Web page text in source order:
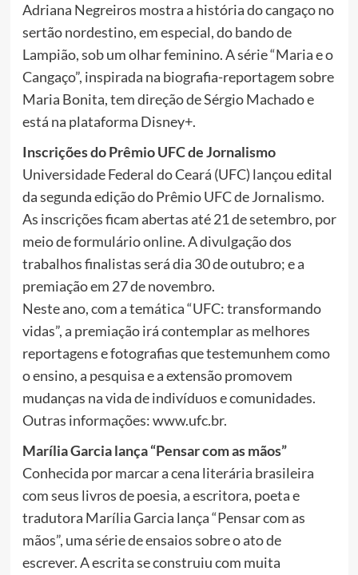
Adriana Negreiros mostra a história do cangaço no
sertão nordestino, em especial, do bando de
Lampião, sob um olhar feminino. A série “Maria e o
Cangaço”, inspirada na biografia-reportagem sobre
Maria Bonita, tem direção de Sérgio Machado e
está na plataforma Disney+.
Inscrições do Prêmio UFC de Jornalismo
Universidade Federal do Ceará (UFC) lançou edital
da segunda edição do Prêmio UFC de Jornalismo.
As inscrições ficam abertas até 21 de setembro, por
meio de formulário online. A divulgação dos
trabalhos finalistas será dia 30 de outubro; e a
premiação em 27 de novembro.
Neste ano, com a temática “UFC: transformando
vidas”, a premiação irá contemplar as melhores
reportagens e fotografias que testemunhem como
o ensino, a pesquisa e a extensão promovem
mudanças na vida de indivíduos e comunidades.
Outras informações: www.ufc.br.
Marília Garcia lança “Pensar com as mãos”
Conhecida por marcar a cena literária brasileira
com seus livros de poesia, a escritora, poeta e
tradutora Marília Garcia lança “Pensar com as
mãos”, uma série de ensaios sobre o ato de
escrever. A escrita se construiu com muita